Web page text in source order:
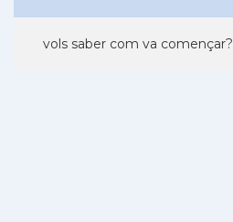
vols saber com va començar?